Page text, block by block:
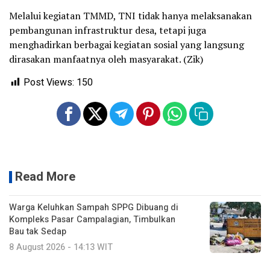
Melalui kegiatan TMMD, TNI tidak hanya melaksanakan
pembangunan infrastruktur desa, tetapi juga
menghadirkan berbagai kegiatan sosial yang langsung
dirasakan manfaatnya oleh masyarakat. (Zik)
Post Views: 150
Read More
Warga Keluhkan Sampah SPPG Dibuang di
Kompleks Pasar Campalagian, Timbulkan
Bau tak Sedap
8 August 2026 - 14:13 WIT